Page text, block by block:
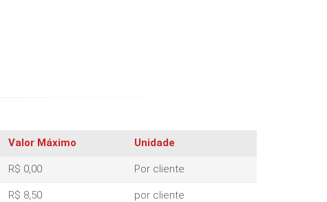
Valor Máximo Unidade
R$ 0,00 Por cliente
R$ 8,50 por cliente